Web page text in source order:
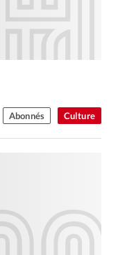
Trait d'Ixène
Culture
Abonnés